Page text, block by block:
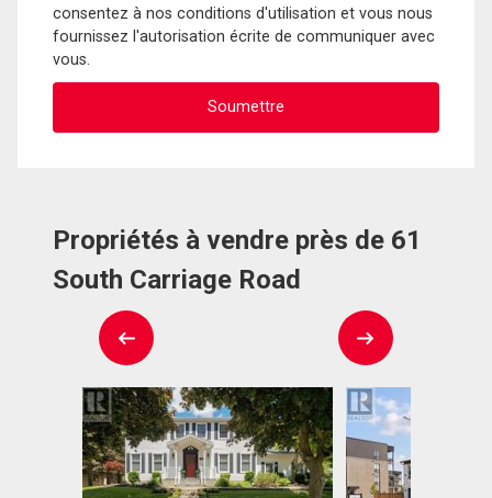
consentez à nos conditions d'utilisation et vous nous
fournissez l'autorisation écrite de communiquer avec
vous.
Propriétés à vendre près de 61
South Carriage Road